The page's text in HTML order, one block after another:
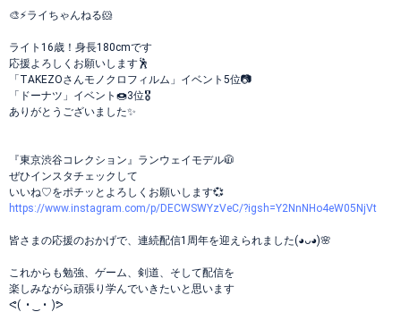
🎨⚡ライちゃんねる🐹
ライト16歳！身長180cmです
応援よろしくお願いします🕺
「TAKEZOさんモノクロフィルム」イベント5位📷
「ドーナツ」イベント🍩3位🎖️
ありがとうございました✨
『東京渋谷コレクション』ランウェイモデル🧥
ぜひインスタチェックして
いいね♡をポチッとよろしくお願いします💞
https://www.instagram.com/p/DECWSWYzVeC/?igsh=Y2NnNHo4eW05NjVt
皆さまの応援のおかげで、連続配信1周年を迎えられました(⁠◕⁠ᴗ⁠◕⁠⁠)🌸
これからも勉強、ゲーム、剣道、そして配信を
楽しみながら頑張り学んでいきたいと思います
ᕙ⁠(⁠ ⁠ ⁠•⁠ ⁠‿⁠ ⁠•⁠ ⁠ ⁠)⁠ᕗ